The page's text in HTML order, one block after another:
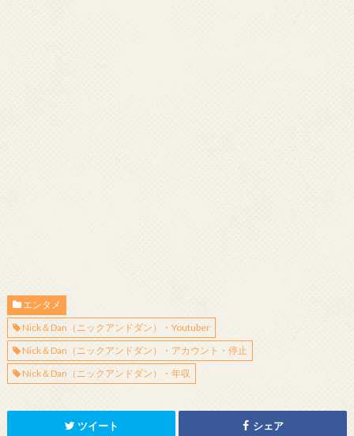
エンタメ
Nick＆Dan（ニックアンドダン）・Youtuber
Nick＆Dan（ニックアンドダン）・アカウント・停止
Nick＆Dan（ニックアンドダン）・年収
ツイート シェア